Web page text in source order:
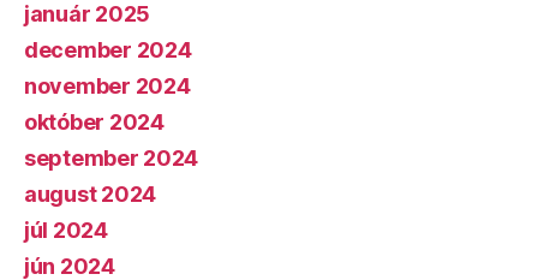
január 2025
december 2024
november 2024
október 2024
september 2024
august 2024
júl 2024
jún 2024